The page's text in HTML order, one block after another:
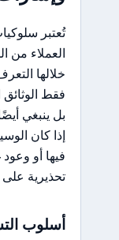
تُعتبر
العملاء من
خلالها
فقط الوثائق
بل ينبغي
إذا كان
فيها أو
تحذيرية
أسلوب